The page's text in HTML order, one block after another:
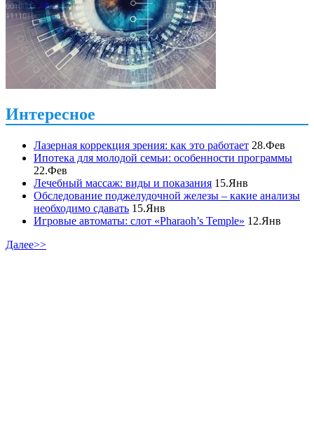
Интересное
Лазерная коррекция зрения: как это работает 28.Фев
Ипотека для молодой семьи: особенности программы
22.Фев
Лечебный массаж: виды и показания 15.Янв
Обследование поджелудочной железы – какие анализы
необходимо сдавать 15.Янв
Игровые автоматы: слот «Pharaoh’s Temple» 12.Янв
Далее>>